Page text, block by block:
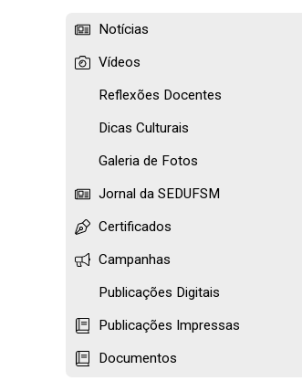
Notícias
Vídeos
Reflexões Docentes
Dicas Culturais
Galeria de Fotos
Jornal da SEDUFSM
Certificados
Campanhas
Publicações Digitais
Publicações Impressas
Documentos